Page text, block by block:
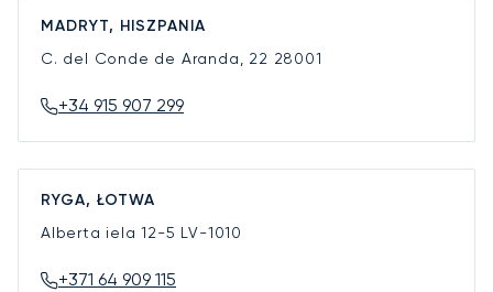
MADRYT, HISZPANIA
C. del Conde de Aranda, 22 28001
+34 915 907 299
RYGA, ŁOTWA
Alberta iela 12-5 LV-1010
+371 64 909 115